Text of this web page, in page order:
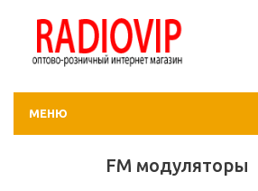
МЕНЮ
FM модуляторы